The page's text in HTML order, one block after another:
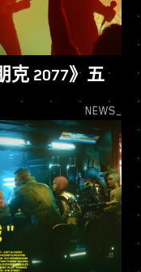
克 2077》五
NEWS_